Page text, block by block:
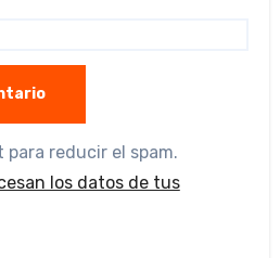
para reducir el spam.
los datos de tus